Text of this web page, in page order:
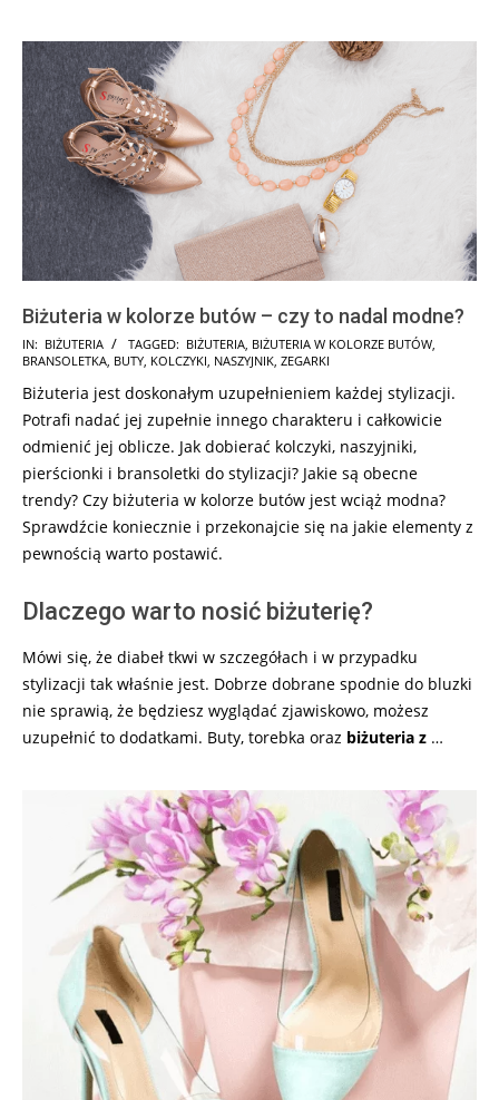
Biżuteria w kolorze butów – czy to nadal modne?
2025-
08-
22
IN: BIŻUTERIA TAGGED: BIŻUTERIA BIŻUTERIA W KOLORZE BUTÓW
BRANSOLETKA BUTY KOLCZYKI NASZYJNIK ZEGARKI
Biżuteria jest doskonałym uzupełnieniem każdej stylizacji.
Potrafi nadać jej zupełnie innego charakteru i całkowicie
odmienić jej oblicze. Jak dobierać kolczyki, naszyjniki,
pierścionki i bransoletki do stylizacji? Jakie są obecne
trendy? Czy biżuteria w kolorze butów jest wciąż modna?
Sprawdźcie koniecznie i przekonajcie się na jakie elementy z
pewnością warto postawić.
Dlaczego warto nosić biżuterię?
Mówi się, że diabeł tkwi w szczegółach i w przypadku
stylizacji tak właśnie jest. Dobrze dobrane spodnie do bluzki
nie sprawią, że będziesz wyglądać zjawiskowo, możesz
uzupełnić to dodatkami. Buty, torebka oraz biżuteria z …